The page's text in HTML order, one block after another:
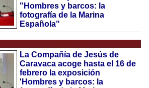
"Hombres y barcos: la
fotografía de la Marina
Española"
La Compañía de Jesús de
Caravaca acoge hasta el 16 de
febrero la exposición
'Hombres y barcos: la